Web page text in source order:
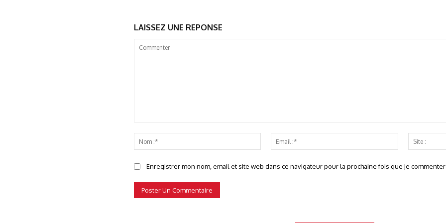
LAISSEZ UNE REPONSE
:*
Email
:*
Enregistrer mon nom, email et site web dans ce navigateur pour la prochaine fois que je